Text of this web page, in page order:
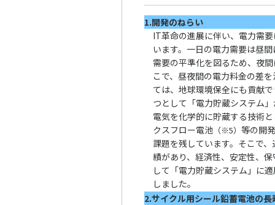
1.開発のねらい
IT革命の進展に伴い、電力需
います。一日の電力需要は昼
需要の平準化を図るため、夜
こで、昼夜間の電力料金の差
ては、地球環境保全にも貢献
つとして「電力貯蔵システム
電気を化学的に貯蔵する技術
クスフロー電池 （※5）等の開
課題を残しています。そこで
績があり、経済性、安定性、
して「電力貯蔵システム」に
しました。
2.サイクル用シール鉛蓄電池の長